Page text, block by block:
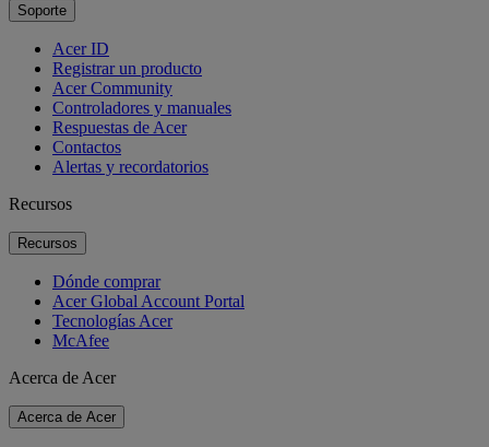
Soporte
Acer ID
Registrar un producto
Acer Community
Controladores y manuales
Respuestas de Acer
Contactos
Alertas y recordatorios
Recursos
Recursos
Dónde comprar
Acer Global Account Portal
Tecnologías Acer
McAfee
Acerca de Acer
Acerca de Acer